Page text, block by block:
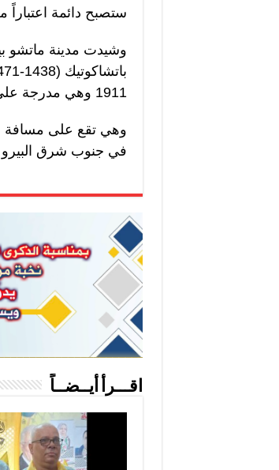
ستصبح دائمة اعتباراً
وشيدت مدينة ماتشو
1911 وهي مدرجة على قائمة التراث العالمي للبشرية منذ العام 1983.
وهي تقع على مسافة
في جنوب شرق البيرو
اقـــرأ أيــضــاً